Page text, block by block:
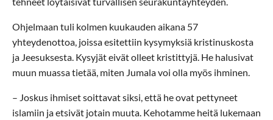
Ohjelmaan tuli kolmen kuukauden aikana 57
yhteydenottoa, joissa esitettiin kysymyksiä kristinuskosta
ja Jeesuksesta. Kysyjät eivät olleet kristittyjä. He halusivat
muun muassa tietää, miten Jumala voi olla myös ihminen.
– Joskus ihmiset soittavat siksi, että he ovat pettyneet
islamiin ja etsivät jotain muuta. Kehotamme heitä lukemaan